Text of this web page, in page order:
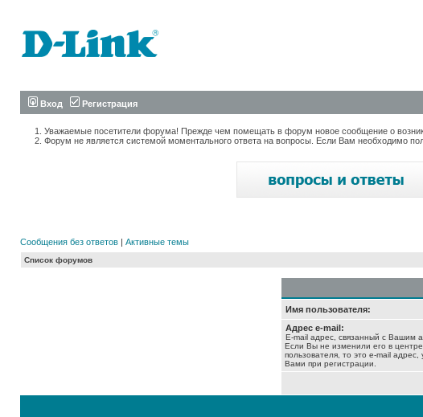
Вход Регистрация
Уважаемые посетители форума! Прежде чем помещать в форум новое сообщение о
Форум не является системой моментального ответа на вопросы. Если Вам необходимо
Сообщения без ответов | Активные темы
Список форумов
Имя пользователя:
Адрес e-mail:
E-mail адрес, связанный с Вашим
Если Вы не изменили его в центре
пользователя, то это e-mail адрес,
Вами при регистрации.